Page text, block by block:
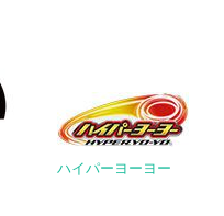
ハイパーヨーヨー